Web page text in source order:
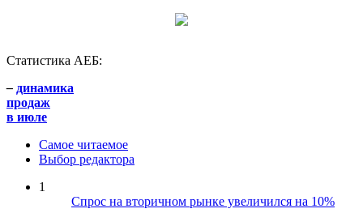
Статистика АЕБ:
– динамика
продаж
в июле
Самое читаемое
Выбор редактора
1
Спрос на вторичном рынке увеличился на 10%